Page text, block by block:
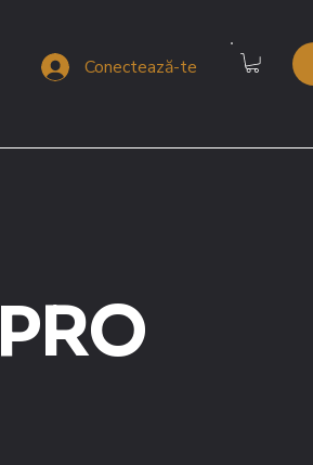
Conectează-te